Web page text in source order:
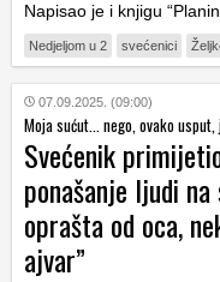
Napisao je i knjigu
Nedjeljom u 2 svećenici
07.09.2025. (09:00)
Moja sućut... nego, ovako
Svećenik
ponašanje ljudi
oprašta od oca,
ajvar”